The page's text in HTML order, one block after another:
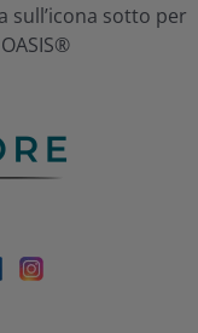
sull’icona sotto per